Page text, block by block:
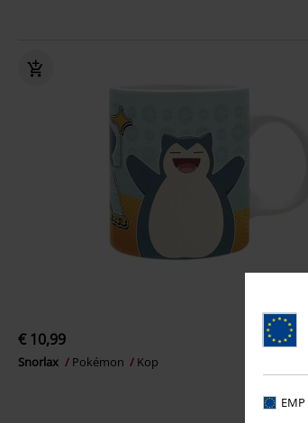
€ 10,99
Snorlax Pokémon Kop